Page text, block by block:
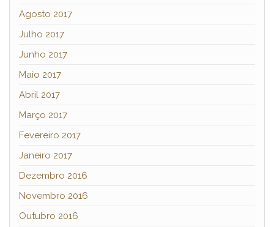
Agosto 2017
Julho 2017
Junho 2017
Maio 2017
Abril 2017
Março 2017
Fevereiro 2017
Janeiro 2017
Dezembro 2016
Novembro 2016
Outubro 2016